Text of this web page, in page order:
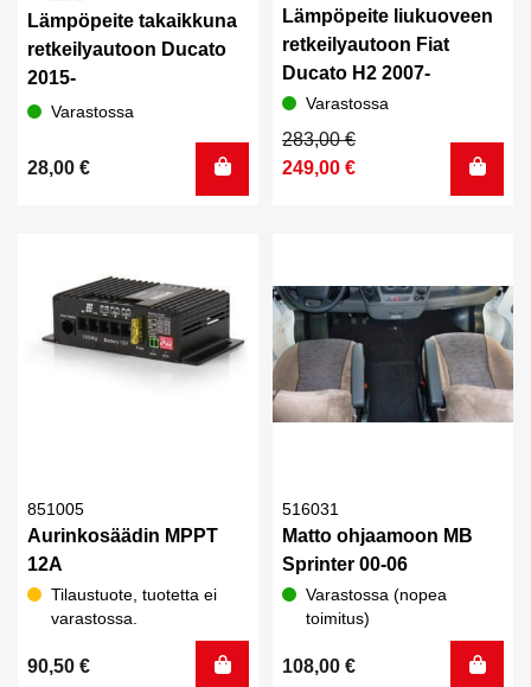
Lämpöpeite takaikkuna
retkeilyautoon Ducato
2015-
Varastossa
28,00 €
Lämpöpeite liukuoveen
retkeilyautoon Fiat
Ducato H2 2007-
Varastossa
283,00€
Alkuperäinen
hinta
249,00 €
Nykyinen
hinta
851005
Aurinkosäädin MPPT
12A
Tilaustuote, tuotetta ei
varastossa.
90,50 €
516031
Matto ohjaamoon MB
Sprinter 00-06
Varastossa (nopea
toimitus)
108,00 €